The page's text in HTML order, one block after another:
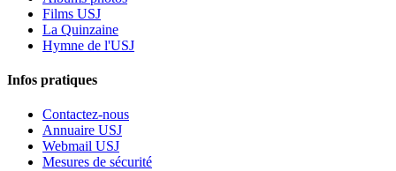
Films USJ
La Quinzaine
Hymne de l'USJ
Infos pratiques
Contactez-nous
Annuaire USJ
Webmail USJ
Mesures de sécurité